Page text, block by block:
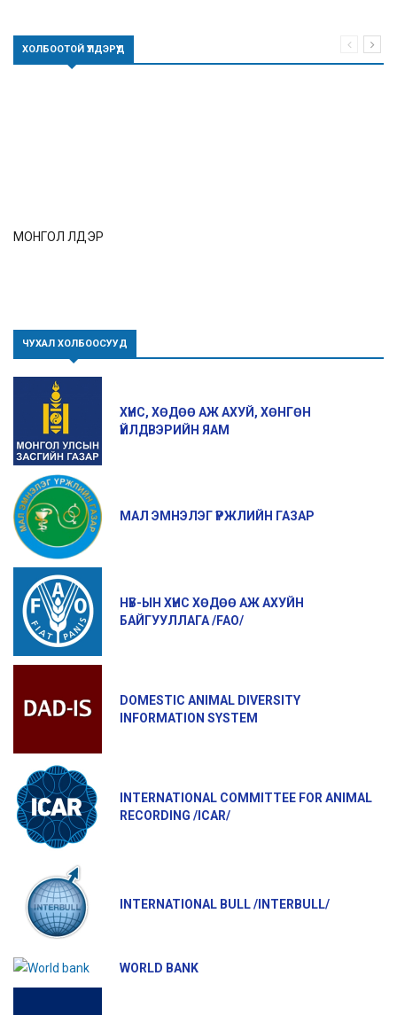
ХОЛБООТОЙ ҮҮЛДЭРҮҮД
МОНГОЛ ҮҮЛДЭР
ЧУХАЛ ХОЛБООСУУД
ХҮНС, ХӨДӨӨ АЖ АХУЙ, ХӨНГӨН
ҮЙЛДВЭРИЙН ЯАМ
МАЛ ЭМНЭЛЭГ ҮРЖЛИЙН ГАЗАР
НҮБ-ЫН ХҮНС ХӨДӨӨ АЖ АХУЙН
БАЙГУУЛЛАГА /FAO/
DOMESTIC ANIMAL DIVERSITY
INFORMATION SYSTEM
INTERNATIONAL COMMITTEE FOR ANIMAL
RECORDING /ICAR/
INTERNATIONAL BULL /INTERBULL/
WORLD BANK